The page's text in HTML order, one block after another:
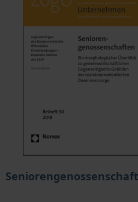
gewählten Produktoption
Der Preis dieses Titels